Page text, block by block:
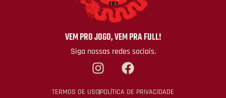
VEM PRO JOGO, VEM PRA FULL!
Siga nossas redes sociais.
TERMOS DE USOPOLÍTICA DE PRIVACIDADE